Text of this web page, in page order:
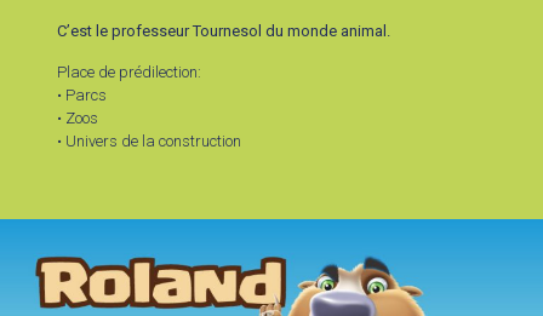
C’est le professeur Tournesol du monde animal.
Place de prédilection:
• Parcs
• Zoos
• Univers de la construction